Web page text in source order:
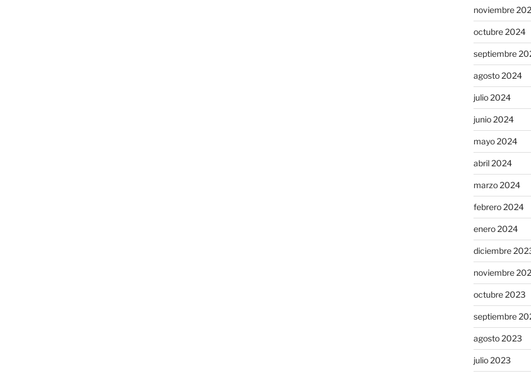
noviembre
octubre 2024
septiembre
agosto 2024
julio 2024
junio 2024
mayo 2024
abril 2024
marzo 2024
febrero 2024
enero 2024
diciembre
noviembre
octubre 2023
septiembre
agosto 2023
julio 2023